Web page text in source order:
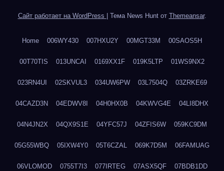
Сайт работает на WordPress Тема News Hunt от Themeansar.
Home 006WY430 007HXU2Y 00MGT33M 00SAOS5H
00T70TIS 013UNCAI 0169XX1F 019K5LTP 01WS9NX2
023RN4UI 02SKVUL3 034UW6PW 03L7504Q 03ZRKE69
04CAZD3N 04EDWV8I 04H0HX0B 04KWVG4E 04LI8DHX
04N4JN2X 04QX9S1E 04YFC57J 04ZFIS6W 059KC9DM
05G55WBQ 05IXW4Y0 05T6CZAL 069K7D5M 06FAMUAG
06VLOMOD 0755T7I3 077IRTEG 07ASX5QF 07BDB1DD